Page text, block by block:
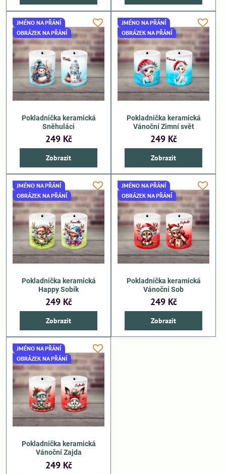
JMÉNO NA PŘÁNÍ
OBRÁZEK NA PŘÁNÍ
Pokladnička keramická
Sněhuláci
249 Kč
Zobrazit
JMÉNO NA PŘÁNÍ
OBRÁZEK NA PŘÁNÍ
Pokladnička keramická
Vánoční Zimní svět
249 Kč
Zobrazit
JMÉNO NA PŘÁNÍ
OBRÁZEK NA PŘÁNÍ
Pokladnička keramická
Happy Sobík
249 Kč
Zobrazit
JMÉNO NA PŘÁNÍ
OBRÁZEK NA PŘÁNÍ
Pokladnička keramická
Vánoční Sob
249 Kč
Zobrazit
JMÉNO NA PŘÁNÍ
OBRÁZEK NA PŘÁNÍ
Pokladnička keramická
Vánoční Zajda
249 Kč